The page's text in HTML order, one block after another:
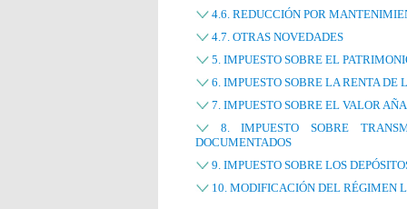
4.6. REDUCCIÓN POR
4.7. OTRAS NOVEDADES
5. IMPUESTO SOBRE EL
6. IMPUESTO SOBRE LA RENTA DE
7. IMPUESTO SOBRE EL VALOR
8. IMPUESTO SOBRE
DOCUMENTADOS
9. IMPUESTO SOBRE LOS
10. MODIFICACIÓN DEL RÉGIMEN